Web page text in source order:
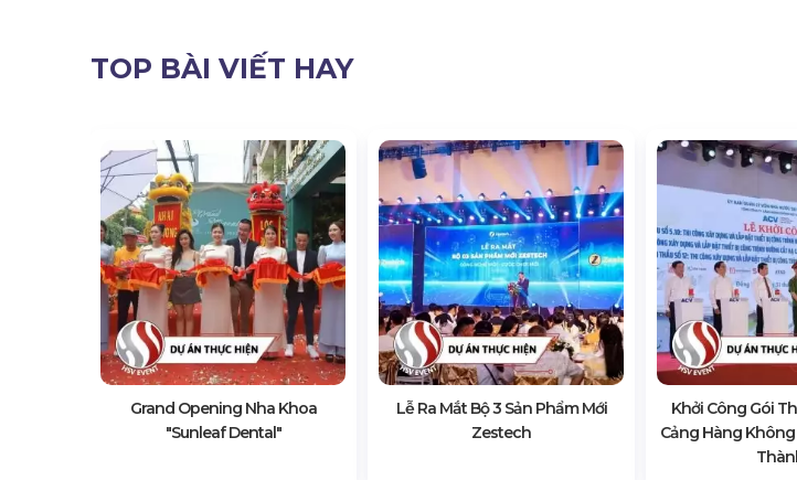
TOP BÀI VIẾT HAY
Grand Opening Nha Khoa
"sunleaf Dental"
Lễ Ra Mắt Bộ 3 Sản Phẩm Mới
Zestech
Khởi Công Gói
Cảng Hàng